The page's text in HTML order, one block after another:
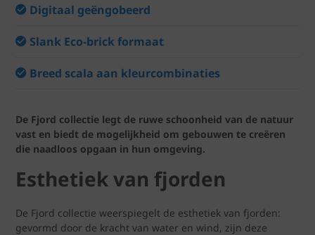
Digitaal geëngobeerd
Slank Eco-brick formaat
Breed scala aan kleurcombinaties
De Fjord collectie legt de ruwe schoonheid van de natuur
vast en biedt de mogelijkheid om gebouwen te creëren
die naadloos opgaan in hun omgeving.
Esthetiek van fjorden
De Fjord collectie weerspiegelt de esthetiek van fjorden:
gevormd door de kracht van water en wind, zijn deze